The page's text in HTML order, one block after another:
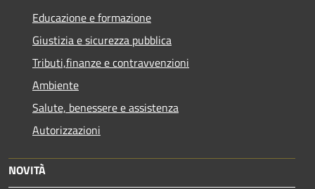
Educazione e formazione
Giustizia e sicurezza pubblica
Tributi,finanze e contravvenzioni
Ambiente
Salute, benessere e assistenza
Autorizzazioni
NOVITÀ